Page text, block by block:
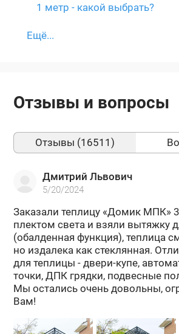
1 метр - какой выбрать?
Ещё...
Отзывы и вопросы
Отзывы (16511)
Дмитрий Львович
5/20/2024
За­ка­за­ли теп­ли­цу «Домик МПК»
плек­том света и взяли вы­тяж­ку
(обал­ден­ная функ­ция), теп­ли­ца
но из­да­ле­ка как стек­лян­ная.
для теп­ли­цы - двери-​купе,
точ­ки, ДПК гряд­ки, под­вес­ные
Мы оста­лись очень до­воль­ны,
Вам!